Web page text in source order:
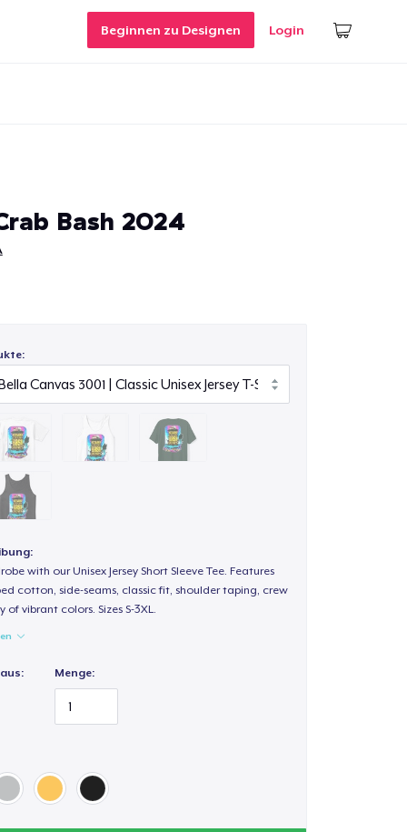
Beginnen zu Designen Login
Bash 2024
with our Unisex Jersey Short Sleeve Tee. Features
cotton, side-seams, classic fit, shoulder taping, crew
of vibrant colors. Sizes S-3XL.
Menge: